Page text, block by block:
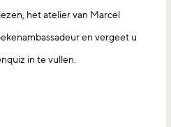
het atelier van Marcel
en vergeet u
in te vullen.